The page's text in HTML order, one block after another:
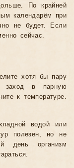
По крайней
календарём при
не будет. Если
сейчас.
хотя бы пару
заход в парную
к температуре.
водой или
полезен, но не
день организм